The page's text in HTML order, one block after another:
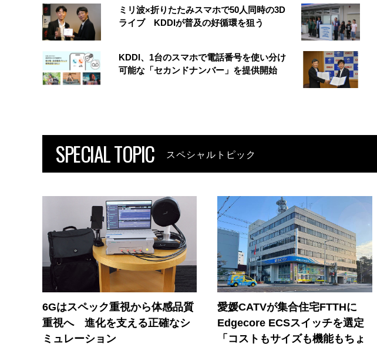
ミリ波×折りたたみスマホで50人同時の3D
ライブ KDDIが普及の好循環を狙う
KDDI、1台のスマホで電話番号を使い分け
可能な「セカンドナンバー」を提供開始
SPECIAL TOPIC スペシャルトピック
6Gはスペック重視から体感品質
重視へ 進化を支える正確なシ
ミュレーション
愛媛CATVが集合住宅FTTHに
Edgecore ECSスイッチを選定
「コストもサイズも機能もちょ